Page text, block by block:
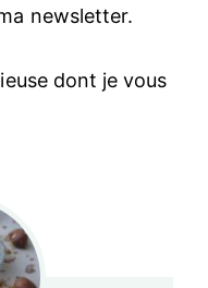
newsletter.
dont je vous